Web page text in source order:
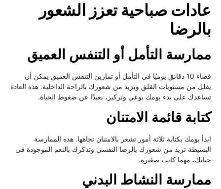
صباحية تعزز الشعور
التأمل أو التنفس العميق
قضاء 10 دقائق يوميًا في التأمل أو تمارين التنفس العميق يمكن أن
من مستويات القلق ويزيد من شعورك بالراحة الداخلية. هذه العادة
على بدء يومك بوعي وتركيز، بعيدًا عن ضغوط الحياة.
قائمة الامتنان
يومك بكتابة ثلاثة أمور تشعر بالامتنان تجاهها. هذه الممارسة
تزيد من شعورك بالرضا النفسي وتذكرك بالنعم الموجودة في
مهما كانت صغيرة.
النشاط البدني